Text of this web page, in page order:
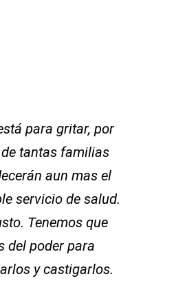
para gritar, por
tantas familias
aun mas el
servicio de salud.
Tenemos que
del poder para
y castigarlos.